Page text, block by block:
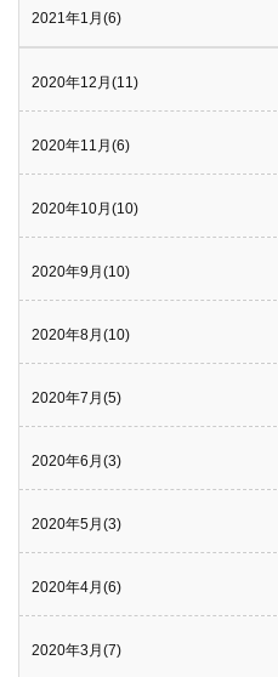
2021年1月(6)
2020年12月(11)
2020年11月(6)
2020年10月(10)
2020年9月(10)
2020年8月(10)
2020年7月(5)
2020年6月(3)
2020年5月(3)
2020年4月(6)
2020年3月(7)